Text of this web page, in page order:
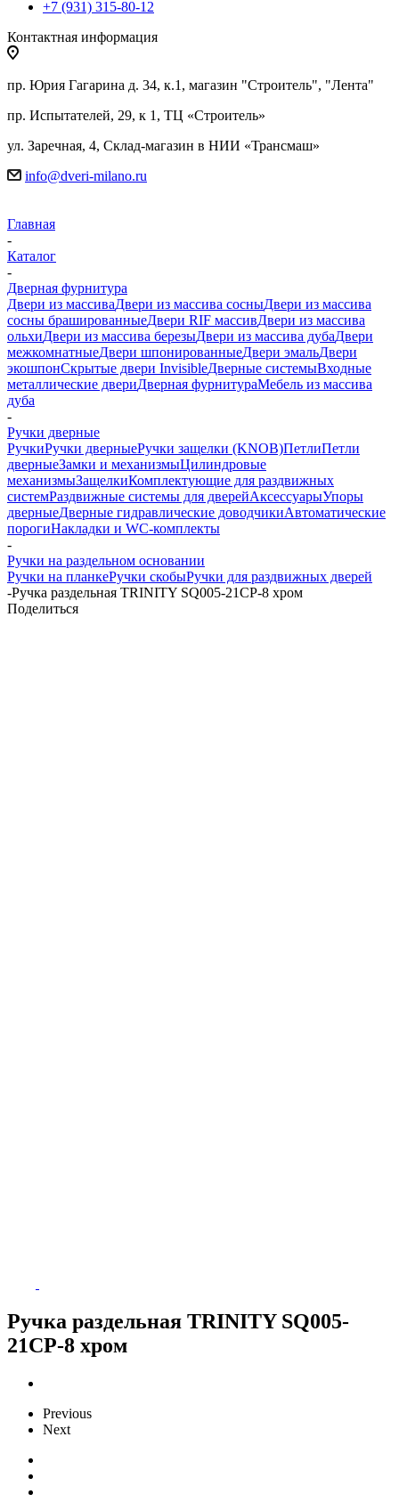
+7 (931) 315-80-12
Контактная информация
пр. Юрия Гагарина д. 34, к.1, магазин "Строитель", "Лента"
пр. Испытателей, 29, к 1, ТЦ «Строитель»
ул. Заречная, 4, Склад-магазин в НИИ «Трансмаш»
info@dveri-milano.ru
Главная
-
Каталог
-
Дверная фурнитура
Двери из массиваДвери из массива сосныДвери из массива
сосны брашированныеДвери RIF массивДвери из массива
ольхиДвери из массива березыДвери из массива дубаДвери
межкомнатныеДвери шпонированныеДвери эмальДвери
экошпонСкрытые двери InvisibleДверные системыВходные
металлические двериДверная фурнитураМебель из массива
дуба
-
Ручки дверные
РучкиРучки дверныеРучки защелки (KNOB)ПетлиПетли
дверныеЗамки и механизмыЦилиндровые
механизмыЗащелкиКомплектующие для раздвижных
системРаздвижные системы для дверейАксессуарыУпоры
дверныеДверные гидравлические доводчикиАвтоматические
порогиНакладки и WC-комплекты
-
Ручки на раздельном основании
Ручки на планкеРучки скобыРучки для раздвижных дверей
-Ручка раздельная TRINITY SQ005-21CP-8 хром
Поделиться
Ручка раздельная TRINITY SQ005-
21CP-8 хром
Previous
Next